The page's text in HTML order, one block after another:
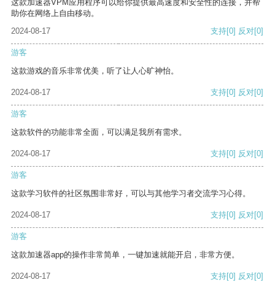
这款加速器VPM应用程序可以给你提供最高速度和安全性的连接，并帮
助你在网络上自由移动。
2024-08-17
支持[0] 反对[0]
游客
这款游戏的音乐非常优美，听了让人心旷神怡。
2024-08-17 支持[0] 反对[0]
游客
这款软件的功能非常全面，可以满足我所有需求。
2024-08-17 支持[0] 反对[0]
游客
这款学习软件的社区氛围非常好，可以与其他学习者交流学习心得。
2024-08-17 支持[0] 反对[0]
游客
这款加速器app的操作非常简单，一键加速就能开启，非常方便。
2024-08-17 支持[0] 反对[0]